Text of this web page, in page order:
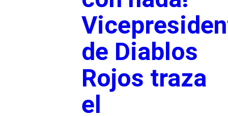
de Diablos
Rojos traza
el